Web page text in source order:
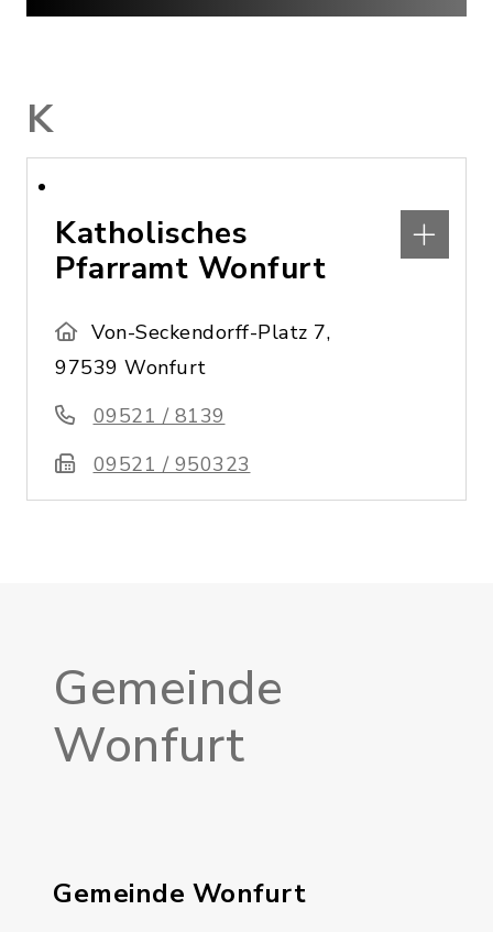
K
Katholisches
Pfarramt Wonfurt
Von-Seckendorff-Platz 7,
97539 Wonfurt
09521 / 8139
09521 / 950323
Gemeinde
Wonfurt
Gemeinde Wonfurt